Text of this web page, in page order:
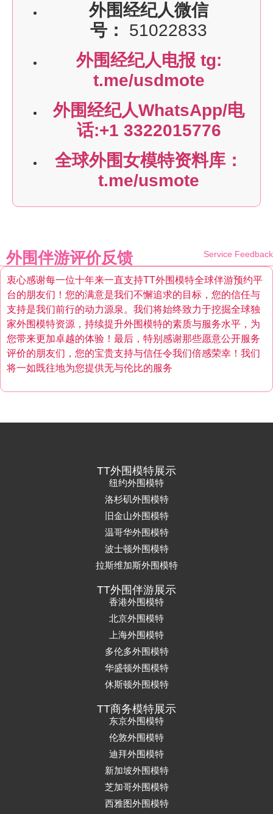
外围经纪人微信
号：
51022833
外围经纪人电报 tg:
t.me/usdmote
外围经纪人WhatsApp/电
话:+1 3322015776
全球外围女模特资料库：
t.me/usmote
外围伴游评价反馈 Service Feedback
衷心感谢每一位十年来一直支持TT外围模特全球伴游预约平
台的朋友们！您的满意是我们不懈追求的目标，您的信任与
支持是我们前行的动力源泉。我们将始终致力于挖掘全球独
家外围模特资源，持续提升外围模特的素质与服务水平，为
您带来更加卓越的体验！最后，特别感谢那些愿意公开服务
评价的朋友们，您的宝贵支持与信任令我们倍感荣幸！我们
将一如既往地为您提供无与伦比的服务
TT外围模特展示
纽约外围模特
洛杉矶外围模特
旧金山外围模特
温哥华外围模特
波士顿外围模特
拉斯维加斯外围模特
TT外围伴游展示
香港外围模特
北京外围模特
上海外围模特
多伦多外围模特
华盛顿外围模特
休斯顿外围模特
TT商务模特展示
东京外围模特
伦敦外围模特
迪拜外围模特
新加坡外围模特
芝加哥外围模特
西雅图外围模特